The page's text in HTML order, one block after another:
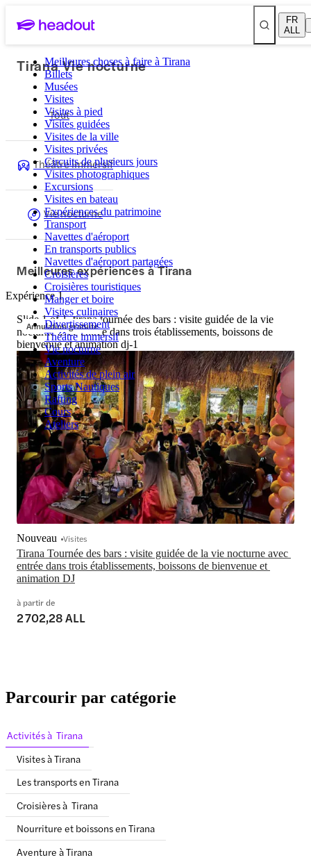
FR
ALL
Meilleures choses à faire à Tirana
Billets
Musées
Visites
Visites à pied
Visites guidées
Visites de la ville
Visites privées
Circuits de plusieurs jours
Visites photographiques
Excursions
Visites en bateau
Expériences du patrimoine
Transport
Navettes d'aéroport
En transports publics
Navettes d'aéroport partagées
Croisières
Croisières touristiques
Manger et boire
Visites culinaires
Divertissement
Théâtre immersif
Vie nocturne
Aventure
Activités de plein air
Sports Nautiques
Rafting
Cours
Ateliers
Tirana Vie nocturne
Tout
Théâtre immersif
Vie nocturne
Meilleures expériences à Tirana
Expérience 1
Annulation gratuite
Slide 1 of 1, tirana tournée des bars : visite guidée de la vie
nocturne avec entrée dans trois établissements, boissons de
bienvenue et animation dj-1
Tirana Tournée des bars : visite guidée de la vie nocturne avec
entrée dans trois établissements, boissons de bienvenue et
animation DJ
Nouveau Visites
à partir de
2 702,28 ALL
Parcourir par catégorie
Activités à Tirana
Visites à Tirana
Les transports en Tirana
Croisières à Tirana
Nourriture et boissons en Tirana
Aventure à Tirana